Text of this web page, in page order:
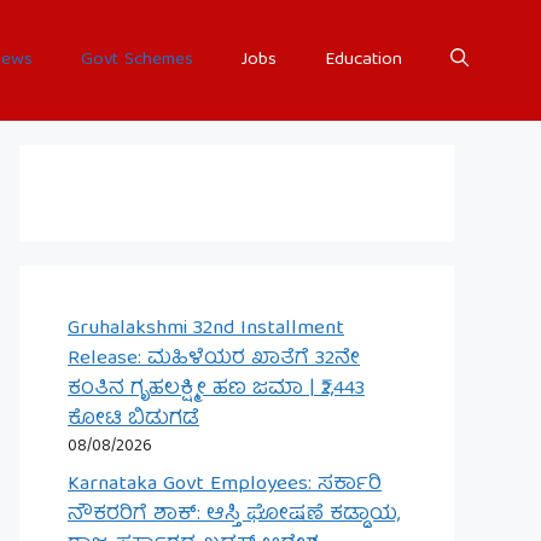
Govt Schemes Jobs Education
Gruhalakshmi 32nd Installment
Release: ಮಹಿಳೆಯರ ಖಾತೆಗೆ 32ನೇ
ಕಂತಿನ ಗೃಹಲಕ್ಷ್ಮೀ ಹಣ ಜಮಾ | ₹2,443
ಕೋಟಿ ಬಿಡುಗಡೆ
08/08/2026
Karnataka Govt Employees: ಸರ್ಕಾರಿ
ನೌಕರರಿಗೆ ಶಾಕ್: ಆಸ್ತಿ ಘೋಷಣೆ ಕಡ್ಡಾಯ,